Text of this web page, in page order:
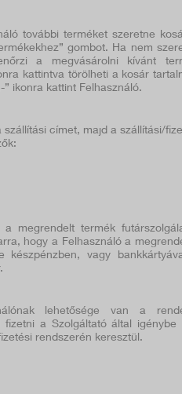
további terméket szeretne
gombot. Ha nem
a megvásárolni kívánt
kattintva törölheti a kosár
ikonra kattint Felhasználó.
szállítási címet, majd a szállítási/
a megrendelt termék
hogy a Felhasználó a
készpénzben, vagy
lehetősége van a
fizetni a Szolgáltató által igénybe
rendszerén keresztül.